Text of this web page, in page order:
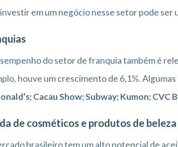
em um negócio nesse setor pode ser
do setor de franquia também é
houve um crescimento de 6,1%.
Cacau Show; Subway; Kumon; CVC
de cosméticos e produtos de beleza
brasileiro tem um alto potencial de